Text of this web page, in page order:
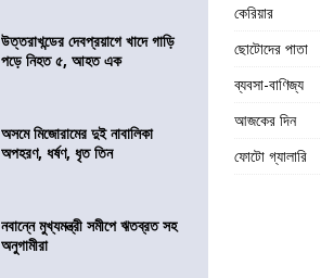
উত্তরাখন্ডের দেবপ্রয়াগে খাদে গাড়ি
পড়ে নিহত ৫, আহত এক
অসমে মিজোরামের দুই নাবালিকা
অপহরণ, ধর্ষণ, ধৃত তিন
নবান্নে মুখ্যমন্ত্রী সমীপে ঋতব্রত সহ
অনুগামীরা
কেরিয়ার
ছোটোদের পাতা
ব্যবসা-বাণিজ্য
আজকের দিন
ফোটো গ্যালারি